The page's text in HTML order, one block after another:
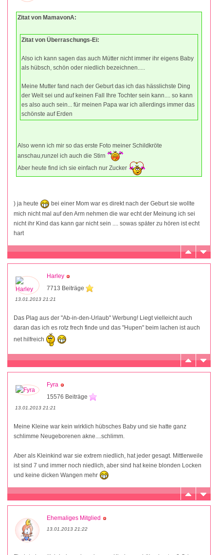
Zitat von MamavonA:
Zitat von Überraschungs-Ei:
Also ich kann sagen das auch Mütter nicht immer ihr eigens Baby
als hübsch, schön oder niedlich bezeichnen.....
Meine Mutter fand nach der Geburt das ich das hässlichste Ding
der Welt sei und auf keinen Fall Ihre Tochter sein kann.... so kann
es also auch sein... für meinen Papa war ich allerdings immer das
schönste auf Erden
Also wenn ich mir so das erste Foto meiner Schildkröte
anschau,runzel ich auch die Stirn
Aber heute find ich sie einfach nur Zucker
) ja heute
bei einer Mom war es direkt nach der Geburt sie wollte
mich nicht mal auf den Arm nehmen die war echt der Meinung ich sei
nicht ihr Kind das kann gar nicht sein .... sowas später zu hören ist echt
hart
Harley
7713 Beiträge
13.01.2013 21:21
Das Plag aus der "Ab-in-den-Urlaub" Werbung! Liegt vielleicht auch
daran das ich es rotz frech finde und das "Hupen" beim lachen ist auch
net hilfreich
Fyra
15576 Beiträge
13.01.2013 21:21
Meine Kleine war kein wirklich hübsches Baby und sie hatte ganz
schlimme Neugeborenen akne....schlimm.
Aber als Kleinkind war sie extrem niedlich, hat jeder gesagt. Mittlerweile
ist sind 7 und immer noch niedlich, aber sind hat keine blonden Locken
und keine dicken Wangen mehr
Ehemaliges Mitglied
13.01.2013 21:22